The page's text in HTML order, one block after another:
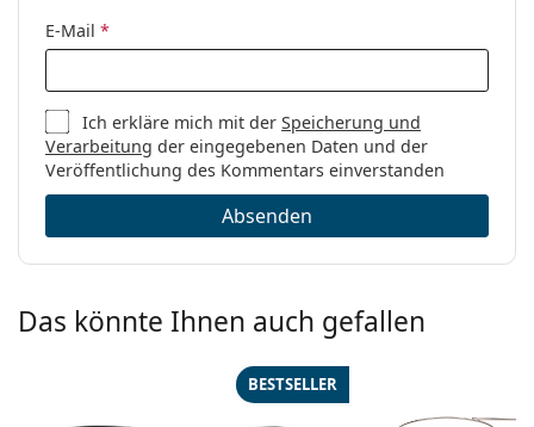
E-Mail *
Ich erkläre mich mit derSpeicherung und
Verarbeitung der eingegebenen Daten und der
Veröffentlichung des Kommentars einverstanden
Absenden
Das könnte Ihnen auch gefallen
BESTSELLER